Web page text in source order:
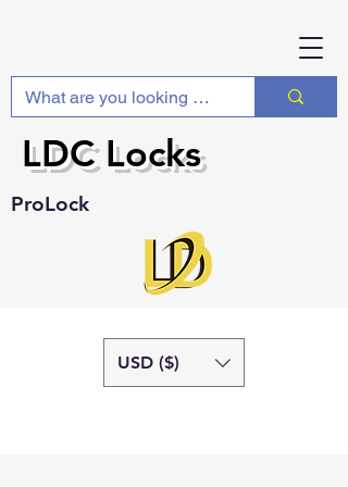
ProLock
LDC Locks
USD ($)